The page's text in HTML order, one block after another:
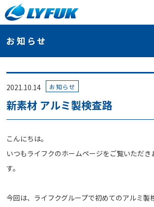
お知らせ
2021.10.14 お知らせ
新素材 アルミ製検査路
こんにちは。
いつもライフクのホームページをご覧いただき
す。
今回は、ライフクグループで初めてのアルミ製